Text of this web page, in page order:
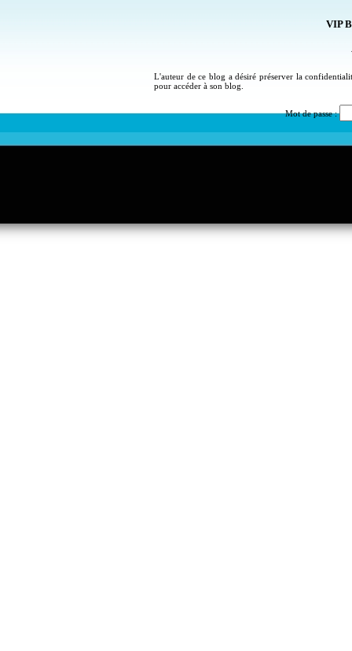
VIP
L'auteur de ce blog a désiré préserver la
pour accéder à son blog.
Mot de passe :